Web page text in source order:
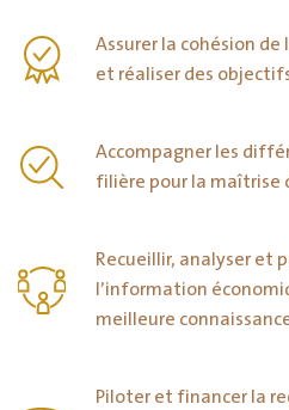
Assurer la cohésion
et réaliser des
Accompagner les
filière pour la maîtrise
Recueillir, analyser et
l’information
meilleure
Piloter et financer la